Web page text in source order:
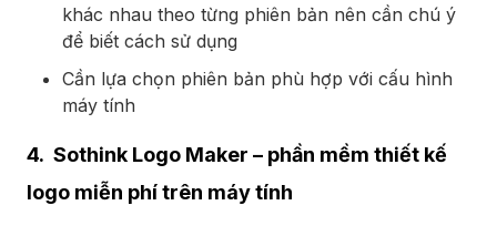
khác nhau theo từng phiên bản nên cần chú ý
để biết cách sử dụng
Cần lựa chọn phiên bản phù hợp với cấu hình
máy tính
4. Sothink Logo Maker – phần mềm thiết kế
logo miễn phí trên máy tính